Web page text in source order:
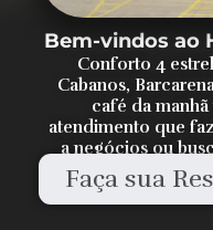
Bem-vindos ao
Conforto 4
Cabanos,
café da
atendimento que
a negócios ou
Faça sua